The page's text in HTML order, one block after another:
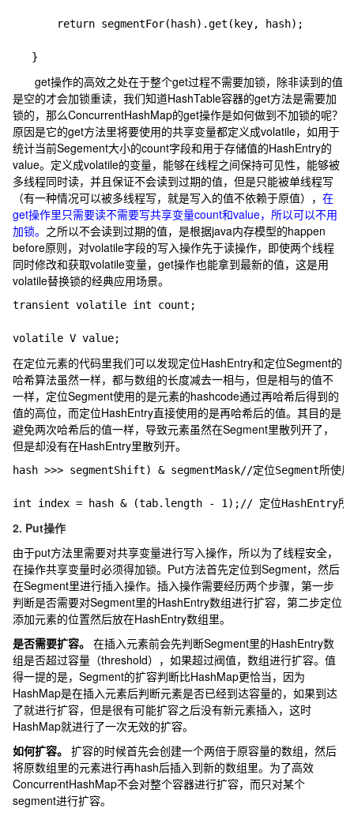
       return segmentFor(hash).get(key, hash);
get操作的高效之处在于整个get过程不需要加锁，除非读到的值
是空的才会加锁重读，我们知道HashTable容器的get方法是需要加
锁的，那么ConcurrentHashMap的get操作是如何做到不加锁的呢？
原因是它的get方法里将要使用的共享变量都定义成volatile，如用于
统计当前Segement大小的count字段和用于存储值的HashEntry的
value。定义成volatile的变量，能够在线程之间保持可见性，能够被
多线程同时读，并且保证不会读到过期的值，但是只能被单线程写
（有一种情况可以被多线程写，就是写入的值不依赖于原值），在
get操作里只需要读不需要写共享变量count和value，所以可以不用
加锁。 之所以不会读到过期的值，是根据java内存模型的happen
before原则，对volatile字段的写入操作先于读操作，即使两个线程
同时修改和获取volatile变量，get操作也能拿到最新的值，这是用
volatile替换锁的经典应用场景。
transient volatile int count;
在定位元素的代码里我们可以发现定位HashEntry和定位Segment的
哈希算法虽然一样，都与数组的长度减去一相与，但是相与的值不
一样，定位Segment使用的是元素的hashcode通过再哈希后得到的
值的高位，而定位HashEntry直接使用的是再哈希后的值。其目的是
避免两次哈希后的值一样，导致元素虽然在Segment里散列开了，
但是却没有在HashEntry里散列开。
hash >>> segmentShift) & segmentMask//定位Segment所使用
2. Put操作
由于put方法里需要对共享变量进行写入操作，所以为了线程安全，
在操作共享变量时必须得加锁。Put方法首先定位到Segment，然后
在Segment里进行插入操作。插入操作需要经历两个步骤，第一步
判断是否需要对Segment里的HashEntry数组进行扩容，第二步定位
添加元素的位置然后放在HashEntry数组里。
是否需要扩容。 在插入元素前会先判断Segment里的HashEntry数
组是否超过容量（threshold），如果超过阀值，数组进行扩容。值
得一提的是，Segment的扩容判断比HashMap更恰当，因为
HashMap是在插入元素后判断元素是否已经到达容量的，如果到达
了就进行扩容，但是很有可能扩容之后没有新元素插入，这时
HashMap就进行了一次无效的扩容。
如何扩容。 扩容的时候首先会创建一个两倍于原容量的数组，然后
将原数组里的元素进行再hash后插入到新的数组里。为了高效
ConcurrentHashMap不会对整个容器进行扩容，而只对某个
segment进行扩容。